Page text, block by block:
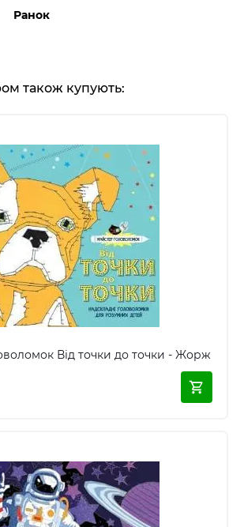
Ранок
також купують:
Від точки до точки - Жорж